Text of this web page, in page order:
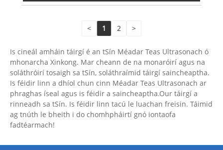
< 1 2 >
Is cineál amháin táirgí é an tSín Méadar Teas Ultrasonach ó
mhonarcha Xinkong. Mar cheann de na monaróirí agus na
soláthróirí tosaigh sa tSín, soláthraímid táirgí saincheaptha.
Is féidir linn a dhíol chun cinn Méadar Teas Ultrasonach ar
phraghas íseal agus is féidir a saincheaptha.Our táirgí a
rinneadh sa tSín. Is féidir linn tacú le luachan freisin. Táimid
ag tnúth le bheith i do chomhpháirtí gnó iontaofa
fadtéarmach!